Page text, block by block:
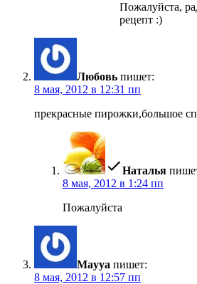
Пожалуйста,
рецепт :)
Любовь пишет:
8 мая, 2012 в 12:31 пп
прекрасные пирожки,большое
Наталья
8 мая, 2012 в 1:24 пп
Пожалуйста
Mayya пишет:
8 мая, 2012 в 12:57 пп